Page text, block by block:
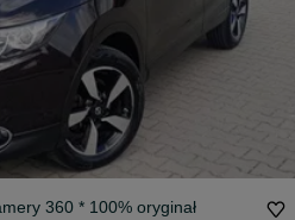
360 * 100% oryginał